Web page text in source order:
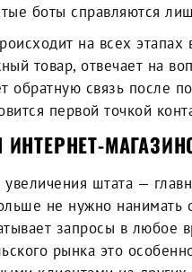
боты справляются
на всех этапах
товар, отвечает на
обратную связь после
первой точкой
штата —
не нужно нанимать
запросы в любое
рынка это